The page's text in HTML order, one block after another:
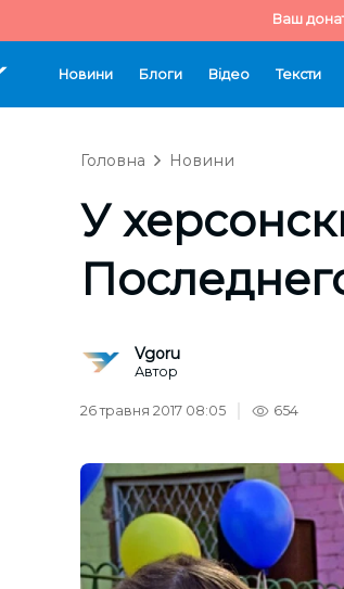
Ваш
Новини Блоги Відео Тексти
Головна Новини
У
Vgoru
Автор
26 травня 2017 08:05 654